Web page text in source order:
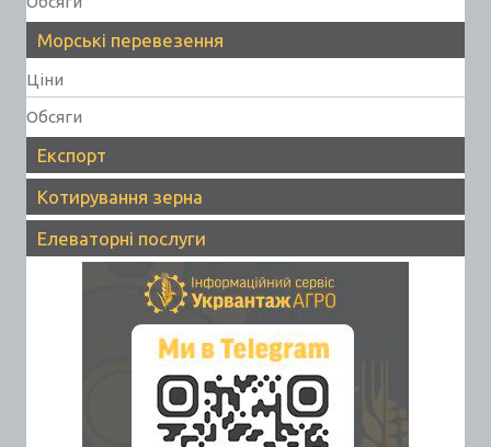
Морські перевезення
Ціни
Обсяги
Експорт
Котирування зерна
Елеваторні послуги